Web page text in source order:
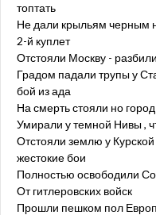
топтать
Не дали крыльям черным
2-й куплет
Отстояли Москву -
Градом падали трупы у
бой из ада
На смерть стояли но
Умирали у темной Нивы ,
Отстояли землю у
жестокие бои
Полностью освободили
От гитлеровских войск
Прошли пешком пол